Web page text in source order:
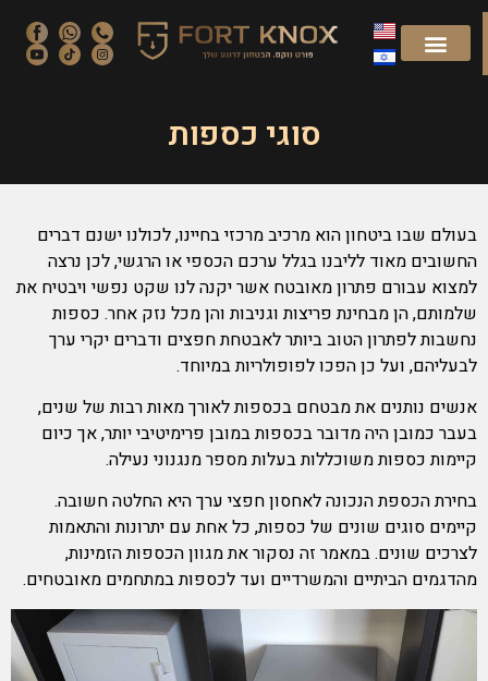
סוגי כספות
בעולם שבו ביטחון הוא מרכיב מרכזי בחיינו, לכולנו ישנם דברים
החשובים מאוד לליבנו בגלל ערכם הכספי או הרגשי, לכן נרצה
למצוא עבורם פתרון מאובטח אשר יקנה לנו שקט נפשי ויבטיח את
שלמותם, הן מבחינת פריצות וגניבות והן מכל נזק אחר. כספות
נחשבות לפתרון הטוב ביותר לאבטחת חפצים ודברים יקרי ערך
לבעליהם, ועל כן הפכו לפופולריות במיוחד.
אנשים נותנים את מבטחם בכספות לאורך מאות רבות של שנים,
בעבר כמובן היה מדובר בכספות במובן פרימיטיבי יותר, אך כיום
קיימות כספות משוכללות בעלות מספר מנגנוני נעילה.
בחירת הכספת הנכונה לאחסון חפצי ערך היא החלטה חשובה.
קיימים סוגים שונים של כספות, כל אחת עם יתרונות והתאמות
לצרכים שונים. במאמר זה נסקור את מגוון הכספות הזמינות,
מהדגמים הביתיים והמשרדיים ועד לכספות במתחמים מאובטחים.